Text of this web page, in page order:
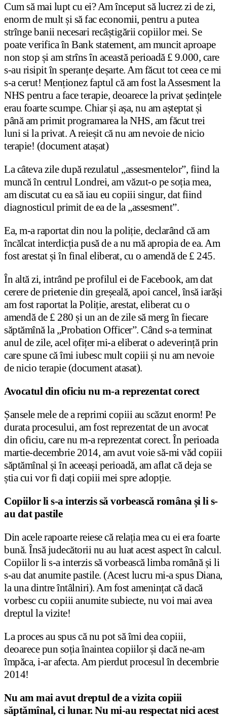
Cum să mai lupt cu ei? Am început să lucrez zi de zi,
enorm de mult și să fac economii, pentru a putea
strînge banii necesari recâștigării copiilor mei. Se
poate verifica în Bank statement, am muncit aproape
non stop și am strîns în această perioadă £ 9.000, care
s-au risipit în speranțe deșarte. Am făcut tot ceea ce mi
s-a cerut! Menționez faptul că am fost la Assesment la
NHS pentru a face terapie, deoarece la privat ședințele
erau foarte scumpe. Chiar și așa, nu am așteptat și
până am primit programarea la NHS, am făcut trei
luni si la privat. A reieșit că nu am nevoie de nicio
terapie! (document atașat)
La câteva zile după rezulatul „assesmentelor”, fiind la
muncă în centrul Londrei, am văzut-o pe soția mea,
am discutat cu ea să iau eu copiii singur, dat fiind
diagnosticul primit de ea de la „assesment”.
Ea, m-a raportat din nou la poliție, declarând că am
încălcat interdicția pusă de a nu mă apropia de ea. Am
fost arestat și în final eliberat, cu o amendă de £ 245.
În altă zi, intrând pe profilul ei de Facebook, am dat
cerere de prietenie din greșeală, apoi cancel, însă iarăși
am fost raportat la Poliție, arestat, eliberat cu o
amendă de £ 280 și un an de zile să merg în fiecare
săptămînă la „Probation Officer”. Când s-a terminat
anul de zile, acel ofițer mi-a eliberat o adeverință prin
care spune că îmi iubesc mult copiii și nu am nevoie
de nicio terapie (document atasat).
Avocatul din oficiu nu m-a reprezentat corect
Șansele mele de a reprimi copiii au scăzut enorm! Pe
durata procesului, am fost reprezentat de un avocat
din oficiu, care nu m-a reprezentat corect. În perioada
martie-decembrie 2014, am avut voie să-mi văd copiii
săptămînal și în aceeași perioadă, am aflat că deja se
știa cui vor fi dați copiii mei spre adopție.
Copiilor li s-a interzis să vorbească româna și li s-
au dat pastile
Din acele rapoarte reiese că relația mea cu ei era foarte
bună. Însă judecătorii nu au luat acest aspect în calcul.
Copiilor li s-a interzis să vorbească limba română și li
s-au dat anumite pastile. (Acest lucru mi-a spus Diana,
la una dintre întâlniri). Am fost amenințat că dacă
vorbesc cu copiii anumite subiecte, nu voi mai avea
dreptul la vizite!
La proces au spus că nu pot să îmi dea copiii,
deoarece pun soția înaintea copiilor și dacă ne-am
împăca, i-ar afecta. Am pierdut procesul în decembrie
2014!
Nu am mai avut dreptul de a vizita copiii
săptămînal, ci lunar. Nu mi-au respectat nici acest